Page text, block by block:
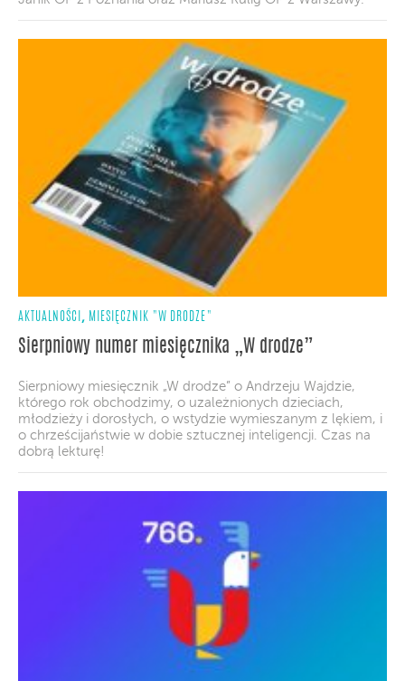
AKTUALNOŚCI , MIESIĘCZNIK "W DRODZE"
Sierpniowy numer miesięcznika „W drodze”
Sierpniowy miesięcznik „W drodze” o Andrzeju Wajdzie,
którego rok obchodzimy, o uzależnionych dzieciach,
młodzieży i dorosłych, o wstydzie wymieszanym z lękiem, i
o chrześcijaństwie w dobie sztucznej inteligencji. Czas na
dobrą lekturę!